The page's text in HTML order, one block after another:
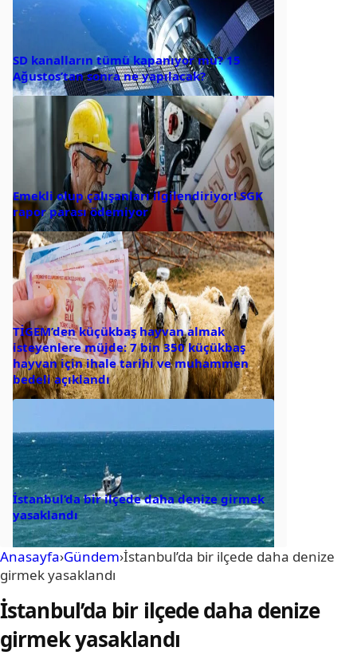
SD kanalların tümü kapanıyor mu? 15
Ağustos’tan sonra ne yapılacak?
Emekli olup çalışanları ilgilendiriyor! SGK
rapor parası ödemiyor
TİGEM’den küçükbaş hayvan almak
isteyenlere müjde: 7 bin 350 küçükbaş
hayvan için ihale tarihi ve muhammen
bedeli açıklandı
İstanbul’da bir ilçede daha denize girmek
yasaklandı
Anasayfa›Gündem›İstanbul’da bir ilçede daha denize
girmek yasaklandı
İstanbul’da bir ilçede daha denize
girmek yasaklandı